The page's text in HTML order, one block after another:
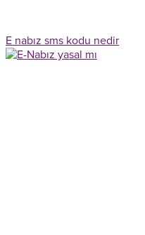
E nabız sms kodu nedir